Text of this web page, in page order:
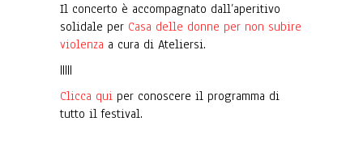
Il concerto è accompagnato dall’aperitivo
solidale per Casa delle donne per non subire
violenza a cura di Ateliersi.
|||||
Clicca qui per conoscere il programma di
tutto il festival.